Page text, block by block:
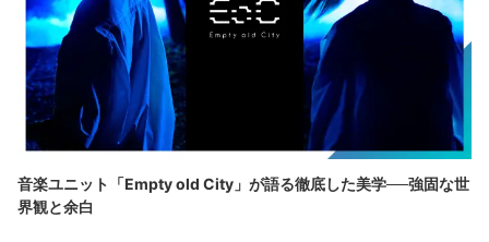
音楽ユニット「Empty old City」が語る徹底した美学──強固な世
界観と余白